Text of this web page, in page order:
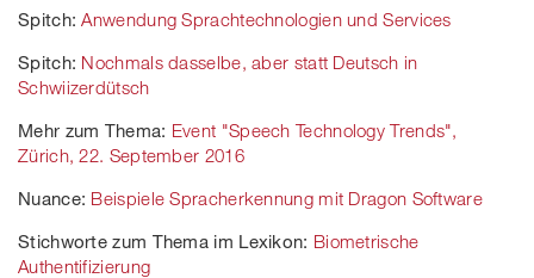
Spitch: Anwendung Sprachtechnologien und Services
Spitch: Nochmals dasselbe, aber statt Deutsch in
Schwiizerdütsch
Mehr zum Thema: Event "Speech Technology Trends",
Zürich, 22. September 2016
Nuance: Beispiele Spracherkennung mit Dragon Software
Stichworte zum Thema im Lexikon: Biometrische
Authentifizierung